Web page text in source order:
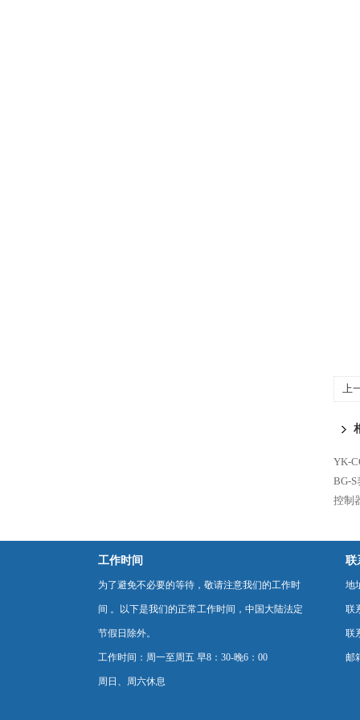
上
YK-
BG-
控制
工作时间
为了避免不必要的等待，敬请注意我们的工作时
间 。以下是我们的正常工作时间，中国大陆法定
节假日除外。
工作时间：周一至周五 早8：30-晚6：00
周日、周六休息
联
地
联
联
邮